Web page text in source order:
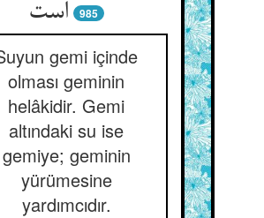
985
gemi içinde
olması geminin
helâkidir. Gemi
altındaki su ise
gemiye; geminin
yürümesine
yardımcıdır.